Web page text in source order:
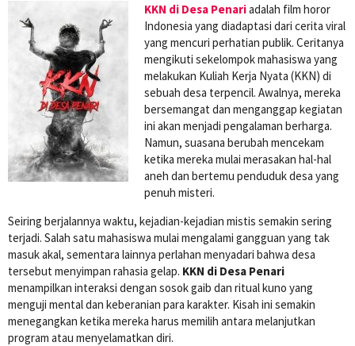
KKN di Desa Penariadalah film horor
Indonesia yang diadaptasi dari cerita viral
yang mencuri perhatian publik. Ceritanya
mengikuti sekelompok mahasiswa yang
melakukan Kuliah Kerja Nyata (KKN) di
sebuah desa terpencil. Awalnya, mereka
bersemangat dan menganggap kegiatan
ini akan menjadi pengalaman berharga.
Namun, suasana berubah mencekam
ketika mereka mulai merasakan hal-hal
aneh dan bertemu penduduk desa yang
penuh misteri.
Seiring berjalannya waktu, kejadian-kejadian mistis semakin sering
terjadi. Salah satu mahasiswa mulai mengalami gangguan yang tak
masuk akal, sementara lainnya perlahan menyadari bahwa desa
tersebut menyimpan rahasia gelap. KKN di Desa Penari
menampilkan interaksi dengan sosok gaib dan ritual kuno yang
menguji mental dan keberanian para karakter. Kisah ini semakin
menegangkan ketika mereka harus memilih antara melanjutkan
program atau menyelamatkan diri.